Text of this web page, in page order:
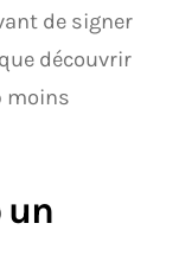
de signer
découvrir
moins
un